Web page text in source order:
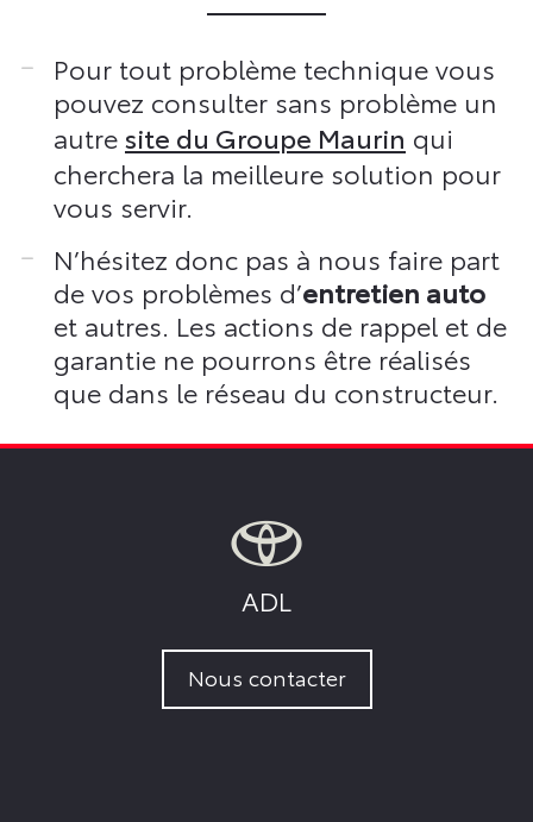
Pour tout problème technique vous
pouvez consulter sans problème un
autresite du Groupe Maurin qui
cherchera la meilleure solution pour
vous servir.
N’hésitez donc pas à nous faire part
de vos problèmes d’entretien auto
et autres. Les actions de rappel et de
garantie ne pourrons être réalisés
que dans le réseau du constructeur.
ADL
Nous contacter